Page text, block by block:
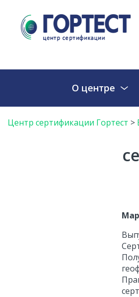
О центре
Центр сертификации Гортест >